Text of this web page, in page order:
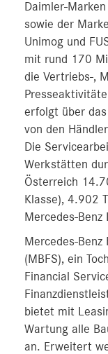
Daimler-
sowie der
Unimog und
mit rund 170
die Vertriebs-,
erfolgt über
von den
Die
Werkstätten
Österreich
Klasse), 4.902
Mercedes-
Mercedes-
(MBFS), ein
Financial
bietet mit
Wartung alle
an. Erweitert